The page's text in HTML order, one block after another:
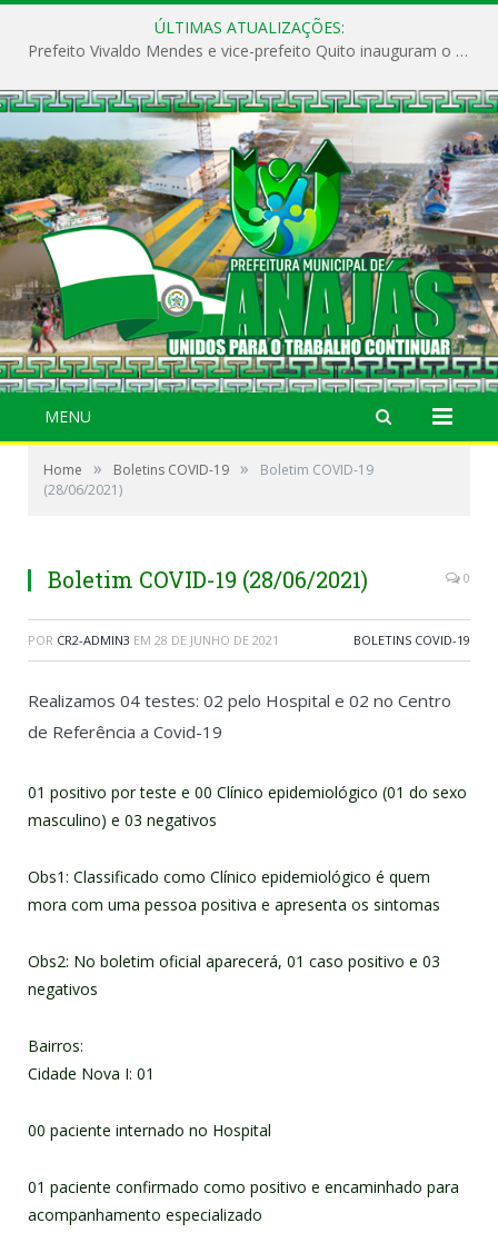
ÚLTIMAS ATUALIZAÇÕES:
Prefeito Vivaldo Mendes e vice-prefeito Quito inauguram o CAPS e fortalecem a saúde pública em Anajás.
MENU
Home » Boletins COVID-19 »
Boletim COVID-19
(28/06/2021)
Boletim COVID-19 (28/06/2021) 0
POR CR2-ADMIN3 EM 28 DE JUNHO DE 2021 BOLETINS COVID-19
Realizamos 04 testes: 02 pelo Hospital e 02 no Centro
de Referência a Covid-19
01 positivo por teste e 00 Clínico epidemiológico (01 do sexo
masculino) e 03 negativos
Obs1: Classificado como Clínico epidemiológico é quem
mora com uma pessoa positiva e apresenta os sintomas
Obs2: No boletim oficial aparecerá, 01 caso positivo e 03
negativos
Bairros:
Cidade Nova I: 01
00 paciente internado no Hospital
01 paciente confirmado como positivo e encaminhado para
acompanhamento especializado